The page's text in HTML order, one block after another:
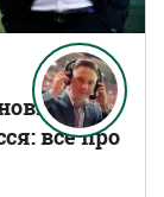
все про